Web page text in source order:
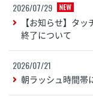
2026/07/29
【お知らせ】タ
終了について
2026/07/21
朝ラッシュ時間帯